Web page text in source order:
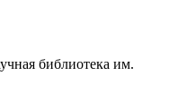
библиотека им.